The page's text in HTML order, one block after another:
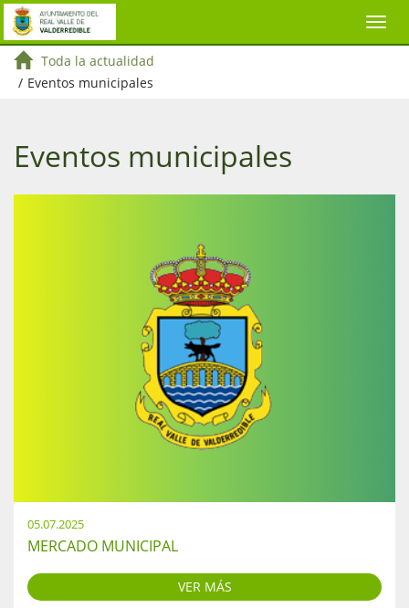
Toda la actualidad
/ Eventos municipales
Eventos municipales
05.07.2025
MERCADO MUNICIPAL
VER MÁS